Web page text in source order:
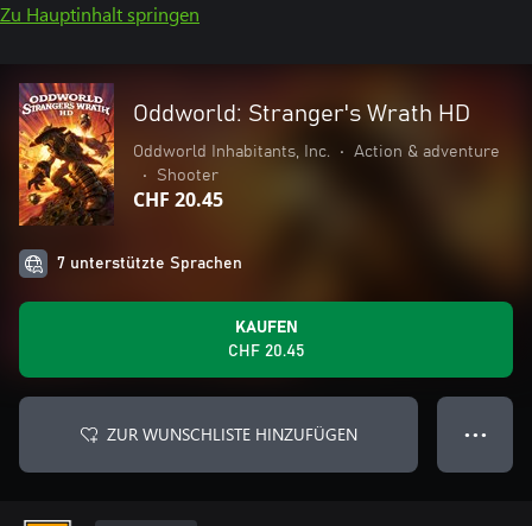
Zu Hauptinhalt springen
Oddworld: Stranger's Wrath HD
Oddworld Inhabitants, Inc. •
Action & adventure
•
Shooter
CHF 20.45
7 unterstützte Sprachen
KAUFEN
CHF 20.45
ZUR WUNSCHLISTE HINZUFÜGEN ● ● ●